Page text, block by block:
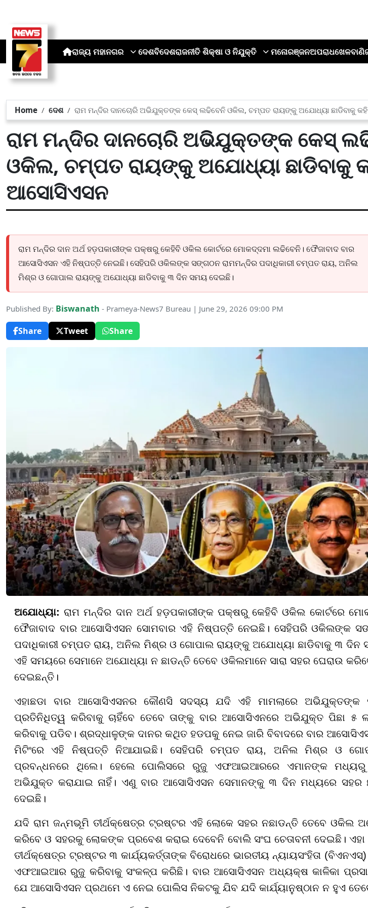
ରାଜ୍ୟ ମହାନଗର ଦେଶବିଦେଶରାଜନୀତି ଶିକ୍ଷା ଓ ନିଯୁକ୍ତି ମନୋରଞ୍ଜନଅପରାଧଖେଳ
Home ଦେଶ ରାମ ମନ୍ଦିର ଦାନଚୋରି ଅଭିଯୁକ୍ତଙ୍କ କେସ୍ ଲଢିବେନି ଓକିଲ, ଚମ୍ପତ ରାୟଙ୍କୁ ଅଯୋଧ୍ୟା ଛାଡିବାକୁ
ରାମ ମନ୍ଦିର ଦାନଚୋରି ଅଭିଯୁକ୍ତଙ୍କ କେସ୍
ଓକିଲ, ଚମ୍ପତ ରାୟଙ୍କୁ ଅଯୋଧ୍ୟା ଛାଡିବାକୁ
ଆସୋସିଏସନ
ରାମ ମନ୍ଦିର ଦାନ ଅର୍ଥ ହଡ଼ପକାରୀଙ୍କ ପକ୍ଷରୁ କେହିବି ଓକିଲ କୋର୍ଟରେ ମୋକଦ୍ଦମା ଲଢିବେନି। ଫୈଜାବାଦ ବାର
ଆସୋସିଏସନ ଏହି ନିଷ୍ପତ୍ତି ନେଇଛି। ସେହିପରି ଓକିଲଙ୍କ ସଙ୍ଗଠନ ରାମମନ୍ଦିର ପଦାଧିକାରୀ ଚମ୍ପତ ରାୟ, ଅନିଲ
ମିଶ୍ର ଓ ଗୋପାଲ ରାୟଙ୍କୁ ଅଯୋଧ୍ୟା ଛାଡିବାକୁ ୩ ଦିନ ସମୟ ଦେଇଛି।
Published By: Biswanath - Prameya-News7 Bureau | June 29, 2026 09:00 PM
Share
Tweet Share
ଅଯୋଧ୍ୟା:ରାମ ମନ୍ଦିର ଦାନ ଅର୍ଥ ହଡ଼ପକାରୀଙ୍କ ପକ୍ଷରୁ କେହିବି ଓକିଲ କୋର୍ଟରେ
ଫୈଜାବାଦ ବାର ଆସୋସିଏସନ ସୋମବାର ଏହି ନିଷ୍ପତ୍ତି ନେଇଛି। ସେହିପରି ଓକିଲଙ୍କ
ପଦାଧିକାରୀ ଚମ୍ପତ ରାୟ, ଅନିଲ ମିଶ୍ର ଓ ଗୋପାଲ ରାୟଙ୍କୁ ଅଯୋଧ୍ୟା ଛାଡିବାକୁ ୩ ଦିନ
ଏହି ସମୟରେ ସେମାନେ ଅଯୋଧ୍ୟା ନ ଛାଡନ୍ତି ତେବେ ଓକିଲମାନେ ସାରା ସହର ଘେରାଉ
ଦେଇଛନ୍ତି।
ଏହାଛଡା ବାର ଆସୋସିଏସନର କୌଣସି ସଦସ୍ୟ ଯଦି ଏହି ମାମଲାରେ ଅଭିଯୁକ୍ତଙ୍କ
ପ୍ରତିନିଧିତ୍ୱ କରିବାକୁ ଚାହିଁବେ ତେବେ ତାଙ୍କୁ ବାର ଆସୋସିଏନରେ ଅଭିଯୁକ୍ତ ପିଛା ୫
କରିବାକୁ ପଡିବ। ଶ୍ରଦ୍ଧାଳୁଙ୍କ ଦାନର କଥିତ ହଡପକୁ ନେଇ ଜାରି ବିବାଦରେ ବାର
ମିଟିଂରେ ଏହି ନିଷ୍ପତ୍ତି ନିଆଯାଇଛି। ସେହିପରି ଚମ୍ପତ ରାୟ, ଅନିଲ ମିଶ୍ର ଓ
ପ୍ରବନ୍ଧନରେ ଥିଲେ। ହେଲେ ପୋଲିସରେ ରୁଜୁ ଏଫଆଇଆରରେ ଏମାନଙ୍କ ମଧ୍ୟରୁ
ଅଭିଯୁକ୍ତ କରାଯାଇ ନାହିଁ। ଏଣୁ ବାର ଆସୋସିଏସନ ସେମାନଙ୍କୁ ୩ ଦିନ ମଧ୍ୟରେ ସହର
ଦେଇଛି।
ଯଦି ରାମ ଜନ୍ମଭୂମି ତୀର୍ଥକ୍ଷେତ୍ର ଟ୍ରଷ୍ଟର ଏହି ଲୋକେ ସହର ନଛାଡନ୍ତି ତେବେ ଓକିଲ
କରିବେ ଓ ସହରକୁ ଲୋକଙ୍କ ପ୍ରବେଶ କରାଇ ଦେବେନି ବୋଲି ସଂଘ ଚେତାବନୀ ଦେଇଛି।
ତୀର୍ଥକ୍ଷେତ୍ର ଟ୍ରଷ୍ଟର ୩ କାର୍ଯ୍ୟକର୍ତ୍ତାଙ୍କ ବିରୋଧରେ ଭାରତୀୟ ନ୍ୟାୟସଂହିତା (ବିଏନଏସ୍)
ଏଫଆଇଆର ରୁଜୁ କରିବାକୁ ସଂକଳ୍ପ କରିଛି। ବାର ଆସୋସିଏସନ ଅଧ୍ୟକ୍ଷ କାଳିକା
ଯେ ଆସୋସିଏସନ ପ୍ରଥମେ ଏ ନେଇ ପୋଲିସ ନିକଟକୁ ଯିବ ଯଦି କାର୍ଯ୍ୟାନୁଷ୍ଠାନ ନ ହୁଏ